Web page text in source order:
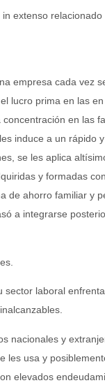
extenso relacionado
empresa cada vez
lucro prima en las
en las
induce a un rápido
se les aplica
y formadas
de ahorro familiar y
a integrarse
laboral
nacionales y
les usa y
elevados